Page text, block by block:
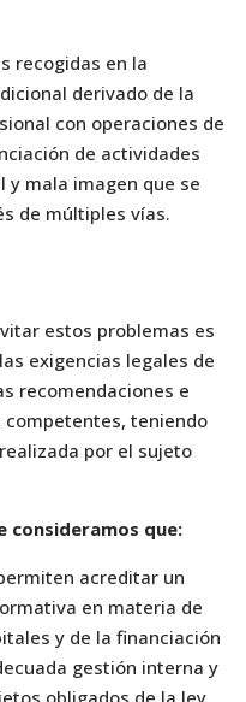
recogidas en la
derivado de la
con operaciones de
de actividades
y mala imagen que se
de múltiples vías.
estos problemas es
exigencias legales de
recomendaciones e
competentes, teniendo
por el sujeto
consideramos que:
acreditar un
en materia de
y de la financiación
gestión interna y
obligados de la ley